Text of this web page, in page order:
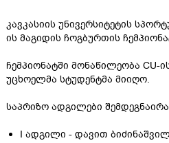
კავკასიის უნივერსიტეტის
ის მაგიდის ჩოგბურთის
ჩემპიონატში მონაწილეობა CU-
უცხოელმა სტუდენტმა მიიღო.
საპრიზო ადგილები
I ადგილი - დავით